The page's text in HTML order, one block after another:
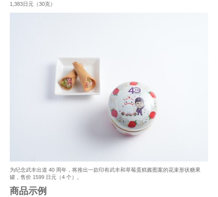
1,383日元（30克）
为纪念武丰出道 40 周年，将推出一款印有武丰和草莓蛋糕酱图案的花束形状糖果
罐，售价 1599 日元（4 个）。
商品示例